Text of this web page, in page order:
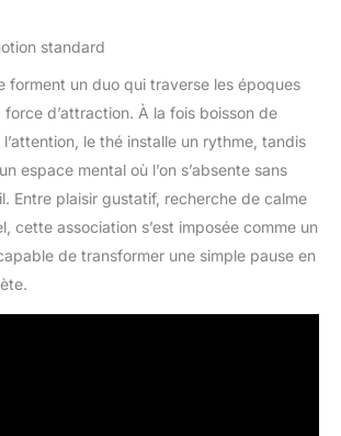
forment un duo qui traverse les époques
d’attraction. À la fois boisson de
le thé installe un rythme, tandis
espace mental où l’on s’absente sans
Entre plaisir gustatif, recherche de calme
cette association s’est imposée comme un
de transformer une simple pause en